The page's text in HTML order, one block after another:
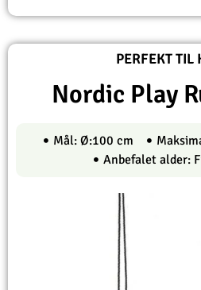
PERFEKT TIL
Nordic Play
Mål: Ø:100 cm
Anbefalet alder: